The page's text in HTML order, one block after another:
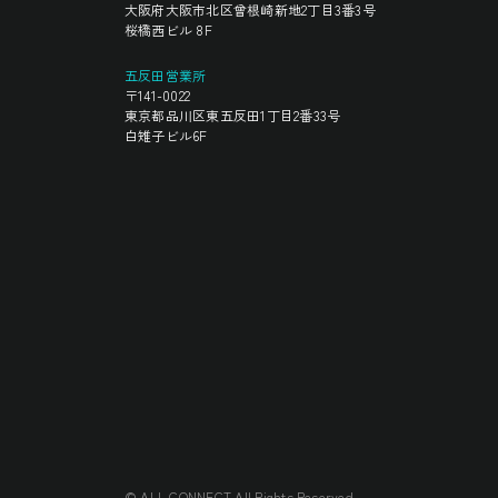
大阪府大阪市北区曾根崎新地2丁目3番3号
桜橋西ビル 8F
五反田営業所
〒141-0022
東京都品川区東五反田1丁目2番33号
白雉子ビル6F